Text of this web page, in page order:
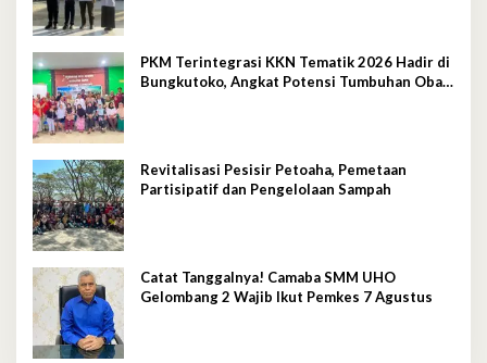
PKM Terintegrasi KKN Tematik 2026 Hadir di
Bungkutoko, Angkat Potensi Tumbuhan Obat
Revitalisasi Pesisir Petoaha, Pemetaan
Partisipatif dan Pengelolaan Sampah
Catat Tanggalnya! Camaba SMM UHO
Gelombang 2 Wajib Ikut Pemkes 7 Agustus